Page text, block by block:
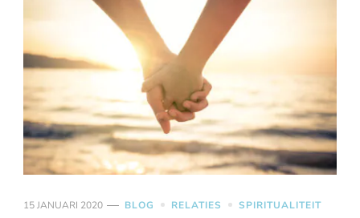
15 JANUARI 2020 BLOG RELATIES SPIRITUALITEIT